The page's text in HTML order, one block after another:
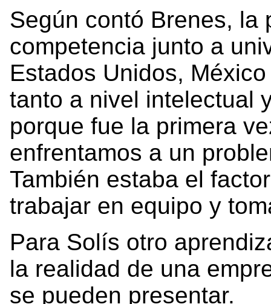
Según contó Brenes, la
competencia junto a
Estados Unidos,
tanto a nivel intelectual
porque fue la primera
enfrentamos a un
También estaba el
trabajar en equipo y
Para Solís otro
la realidad de una
se pueden presentar.